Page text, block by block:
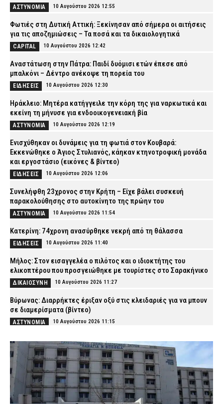
ΑΣΤΥΝΟΜΙΑ 10 Αυγούστου 2026 12:55
Φωτιές στη Δυτική Αττική: Ξεκίνησαν από σήμερα οι αιτήσεις
για τις αποζημιώσεις – Τα ποσά και τα δικαιολογητικά
CAPITAL 10 Αυγούστου 2026 12:42
Αναστάτωση στην Πάτρα: Παιδί δυόμισι ετών έπεσε από
μπαλκόνι – Δέντρο ανέκοψε τη πορεία του
ΕΙΔΗΣΕΙΣ 10 Αυγούστου 2026 12:30
Ηράκλειο: Μητέρα κατήγγειλε την κόρη της για ναρκωτικά και
εκείνη τη μήνυσε για ενδοοικογενειακή βία
ΑΣΤΥΝΟΜΙΑ 10 Αυγούστου 2026 12:19
Ενισχύθηκαν οι δυνάμεις για τη φωτιά στον Κουβαρά:
Εκκενώθηκε ο Άγιος Στυλιανός, κάηκαν κτηνοτροφική μονάδα
και εργοστάσιο (εικόνες & βίντεο)
ΕΙΔΗΣΕΙΣ 10 Αυγούστου 2026 12:06
Συνελήφθη 23χρονος στην Κρήτη – Είχε βάλει συσκευή
παρακολούθησης στο αυτοκίνητο της πρώην του
ΑΣΤΥΝΟΜΙΑ 10 Αυγούστου 2026 11:54
Κατερίνη: 74χρονη ανασύρθηκε νεκρή από τη θάλασσα
ΕΙΔΗΣΕΙΣ 10 Αυγούστου 2026 11:40
Μήλος: Στον εισαγγελέα ο πιλότος και ο ιδιοκτήτης του
ελικοπτέρου που προσγειώθηκε με τουρίστες στο Σαρακήνικο
ΔΙΚΑΙΟΣΥΝΗ 10 Αυγούστου 2026 11:27
Βύρωνας: Διαρρήκτες έριξαν οξύ στις κλειδαριές για να μπουν
σε διαμερίσματα (βίντεο)
ΑΣΤΥΝΟΜΙΑ 10 Αυγούστου 2026 11:15
Φωτιά στον Κουβαρά Αττικής: Η στιγμή που ρεπόρτερ σώζει
χελώνα (βίντεο)
ΕΙΔΗΣΕΙΣ 10 Αυγούστου 2026 11:02
Συνελήφθη 53χρονος αλλοδαπός στο αεροδρόμιο της Αθήνας –
Καταζητούνταν στη Γαλλία για «ξέπλυμα» χρήματος και απάτες
ΑΣΤΥΝΟΜΙΑ 10 Αυγούστου 2026 10:50